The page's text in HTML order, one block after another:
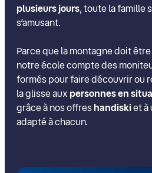
plusieurs jours, toute la famille
s’amusant.
Parce que la montagne doit
notre école compte des
formés pour faire découvrir ou
la glisse aux personnes en
grâce à nos offreshandiskiet à
adapté à chacun.